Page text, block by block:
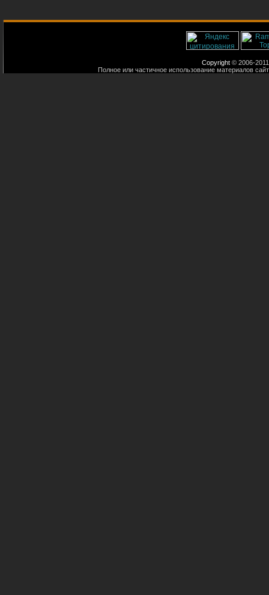
Copyright © 2006-
Полное или частичное использование материалов